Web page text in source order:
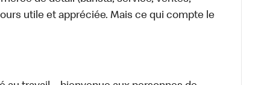
utile et appréciée. Mais ce qui compte le